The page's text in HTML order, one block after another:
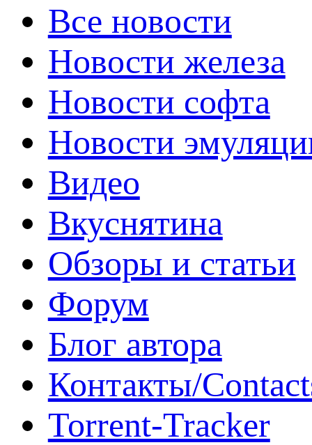
Все новости
Новости железа
Новости софта
Новости
Видео
Вкуснятина
Обзоры и статьи
Форум
Блог автора
Контакты/
Torrent-Tracker